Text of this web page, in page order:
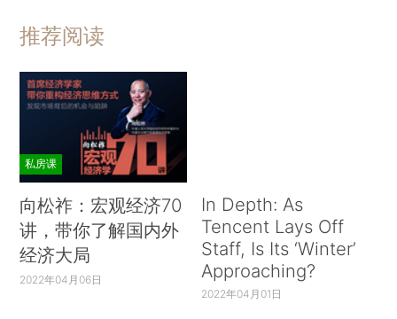
推荐阅读
私房课
向松祚：宏观经济70
讲，带你了解国内外
经济大局
2022年04月06日
In Depth: As
Tencent Lays Off
Staff, Is Its ‘Winter’
Approaching?
2022年04月01日